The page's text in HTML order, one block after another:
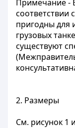
Примечание -
соответствии
пригодны для
грузовых
существуют
2. Размеры
См. рисунок 1 и